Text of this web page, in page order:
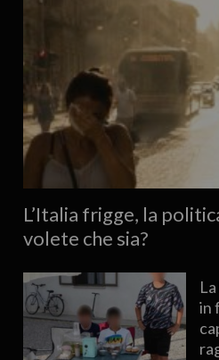
L’Italia frigge, la
volete che sia?
in